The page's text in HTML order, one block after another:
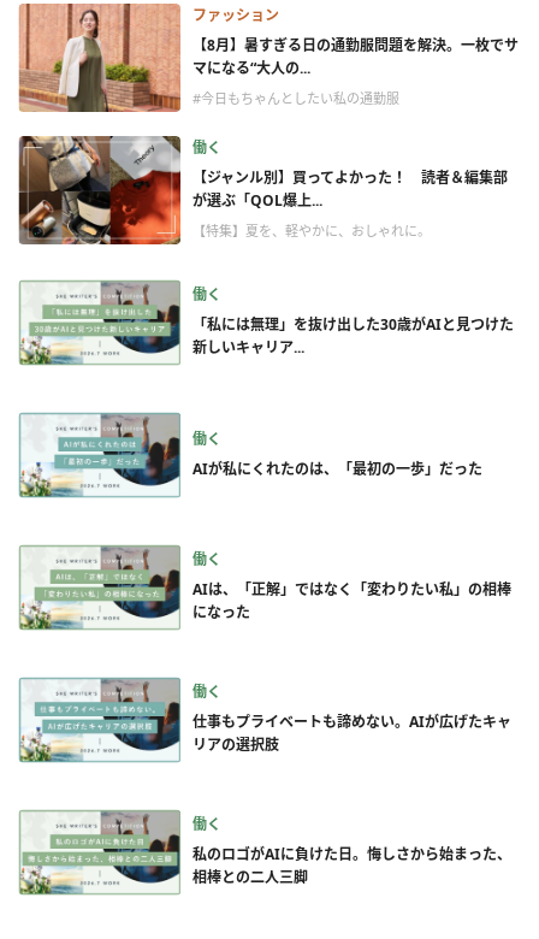
ファッション
【8月】暑すぎる日の通勤服問題を解決。一枚でサ
マになる“大人の...
#今日もちゃんとしたい私の通勤服
働く
【ジャンル別】買ってよかった！ 読者＆編集部
が選ぶ「QOL爆上...
【特集】夏を、軽やかに、おしゃれに。
働く
「私には無理」を抜け出した30歳がAIと見つけた
新しいキャリア...
働く
AIが私にくれたのは、「最初の一歩」だった
働く
AIは、「正解」ではなく「変わりたい私」の相棒
になった
働く
仕事もプライベートも諦めない。AIが広げたキャ
リアの選択肢
働く
私のロゴがAIに負けた日。悔しさから始まった、
相棒との二人三脚